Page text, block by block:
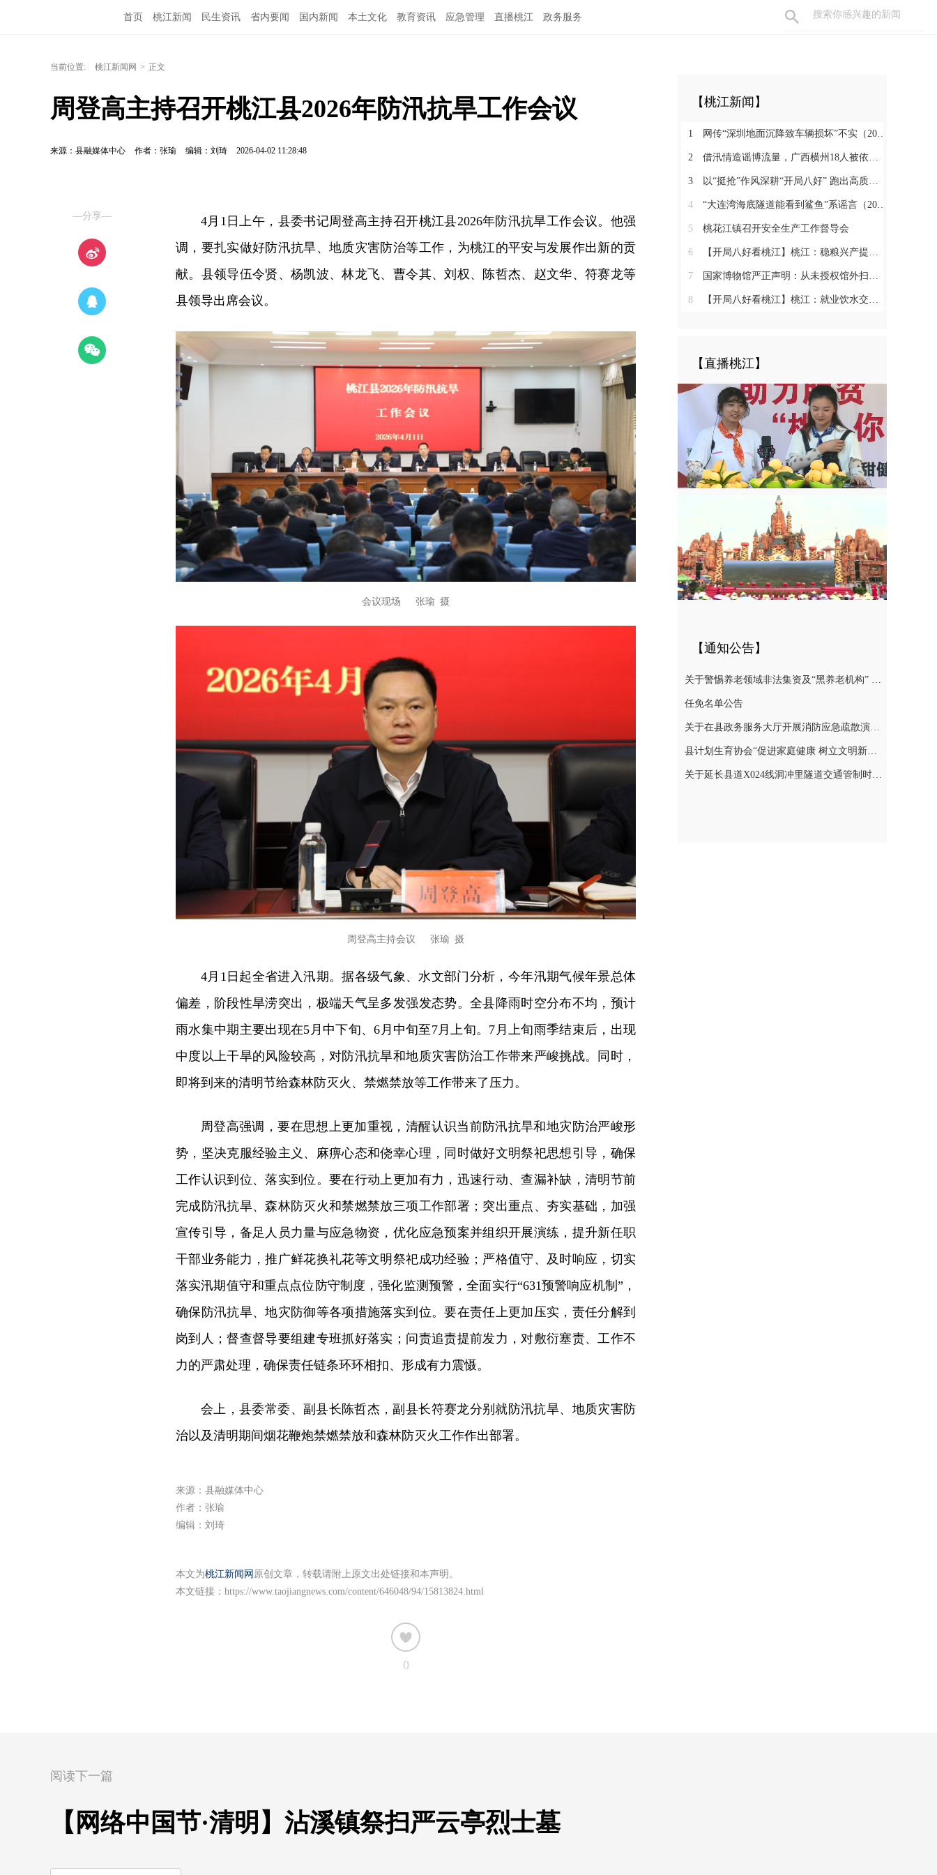
首页 桃江新闻 民生资讯 省内要闻 国内新闻 本土文化 教育资讯 应急管理 直播桃江 政务服务
当前位置: 桃江新闻网 > 正文
周登高主持召开桃江县2026年防汛抗旱工作会议
来源：县融媒体中心 作者：张瑜 编辑：刘琦 2026-04-02 11:28:48
—分享—
4月1日上午，县委书记周登高主持召开桃江县2026年防汛抗旱工作会议。他强
调，要扎实做好防汛抗旱、地质灾害防治等工作，为桃江的平安与发展作出新的贡
献。县领导伍令贤、杨凯波、林龙飞、曹令其、刘权、陈哲杰、赵文华、符赛龙等
县领导出席会议。
会议现场 张瑜 摄
周登高主持会议 张瑜 摄
4月1日起全省进入汛期。据各级气象、水文部门分析，今年汛期气候年景总体
偏差，阶段性旱涝突出，极端天气呈多发强发态势。全县降雨时空分布不均，预计
雨水集中期主要出现在5月中下旬、6月中旬至7月上旬。7月上旬雨季结束后，出现
中度以上干旱的风险较高，对防汛抗旱和地质灾害防治工作带来严峻挑战。同时，
即将到来的清明节给森林防灭火、禁燃禁放等工作带来了压力。
周登高强调，要在思想上更加重视，清醒认识当前防汛抗旱和地灾防治严峻形
势，坚决克服经验主义、麻痹心态和侥幸心理，同时做好文明祭祀思想引导，确保
工作认识到位、落实到位。要在行动上更加有力，迅速行动、查漏补缺，清明节前
完成防汛抗旱、森林防灭火和禁燃禁放三项工作部署；突出重点、夯实基础，加强
宣传引导，备足人员力量与应急物资，优化应急预案并组织开展演练，提升新任职
干部业务能力，推广鲜花换礼花等文明祭祀成功经验；严格值守、及时响应，切实
落实汛期值守和重点点位防守制度，强化监测预警，全面实行“631预警响应机制”，
确保防汛抗旱、地灾防御等各项措施落实到位。要在责任上更加压实，责任分解到
岗到人；督查督导要组建专班抓好落实；问责追责提前发力，对敷衍塞责、工作不
力的严肃处理，确保责任链条环环相扣、形成有力震慑。
会上，县委常委、副县长陈哲杰，副县长符赛龙分别就防汛抗旱、地质灾害防
治以及清明期间烟花鞭炮禁燃禁放和森林防灭火工作作出部署。
来源：县融媒体中心
作者：张瑜
编辑：刘琦
本文为桃江新闻网 原创文章，转载请附上原文出处链接和本声明。
本文链接： https://www.taojiangnews.com/content/646048/94/15813824.html
0
【桃江新闻】
1 网传“深圳地面沉降致车辆损坏”不实（2026·08·06）
2 借汛情造谣博流量，广西横州18人被依法查处（2026·08·05）
3 以“挺抢”作风深耕“开局八好” 跑出高质量发展加速度
4 “大连湾海底隧道能看到鲨鱼”系谣言（2026·08·04）
5 桃花江镇召开安全生产工作督导会
6 【开局八好看桃江】桃江：稳粮兴产提质绘新卷 实干攻坚打造和美乡村
7 国家博物馆严正声明：从未授权馆外扫码（2026·08·03）
8 【开局八好看桃江】桃江：就业饮水交通齐发力 民生实事落地见效暖民心
【直播桃江】
【通知公告】
关于警惕养老领域非法集资及“黑养老机构” 切实防范涉老风险的提示
任免名单公告
关于在县政务服务大厅开展消防应急疏散演练的通知
县计划生育协会“促进家庭健康 树立文明新风”倡议书
关于延长县道X024线洞冲里隧道交通管制时间的公告
阅读下一篇
【网络中国节·清明】沾溪镇祭扫严云亭烈士墓